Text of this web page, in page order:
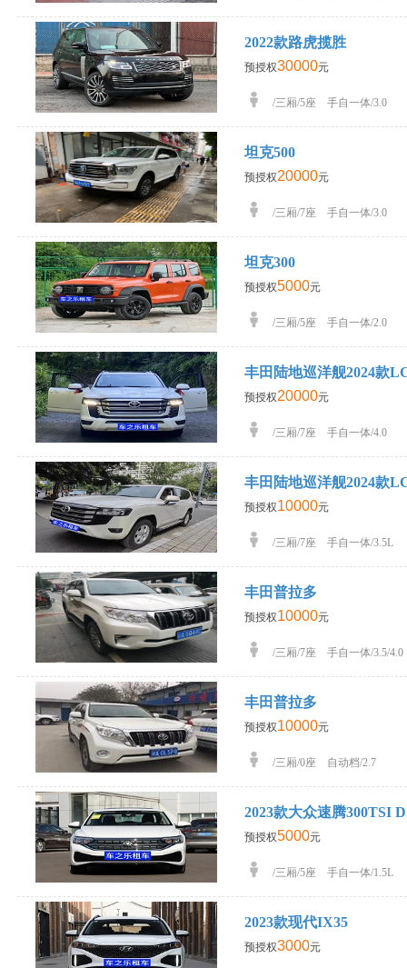
2022款路虎揽胜
预授权30000元
/三厢/5座 手自一体/3.0
坦克500
预授权20000元
/三厢/7座 手自一体/3.0
坦克300
预授权5000元
/三厢/5座 手自一体/2.0
丰田陆地巡洋舰2024款
预授权20000元
/三厢/7座 手自一体/4.0
丰田陆地巡洋舰2024款
预授权10000元
/三厢/7座 手自一体/3.5L
丰田普拉多
预授权10000元
/三厢/7座 手自一体/3.5/4.0
丰田普拉多
预授权10000元
/三厢/0座 自动档/2.7
2023款大众速腾300TSI
预授权5000元
/三厢/5座 手自一体/1.5L
2023款现代IX35
预授权3000元